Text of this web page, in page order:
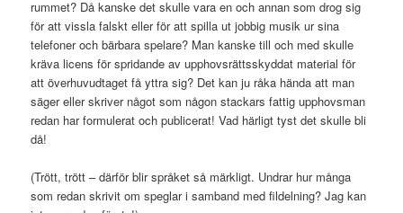
rummet? Då kanske det skulle vara en och annan som drog sig
för att vissla falskt eller för att spilla ut jobbig musik ur sina
telefoner och bärbara spelare? Man kanske till och med skulle
kräva licens för spridande av upphovsrättsskyddat material för
att överhuvudtaget få yttra sig? Det kan ju råka hända att man
säger eller skriver något som någon stackars fattig upphovsman
redan har formulerat och publicerat! Vad härligt tyst det skulle bli
då!
(Trött, trött – därför blir språket så märkligt. Undrar hur många
som redan skrivit om speglar i samband med fildelning? Jag kan